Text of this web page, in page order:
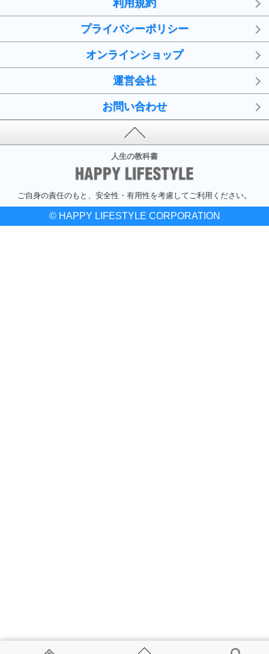
利用規約
プライバシーポリシー
オンラインショップ
運営会社
お問い合わせ
人生の教科書
ご自身の責任のもと、安全性・有用性を考慮してご利用ください。
© HAPPY LIFESTYLE CORPORATION